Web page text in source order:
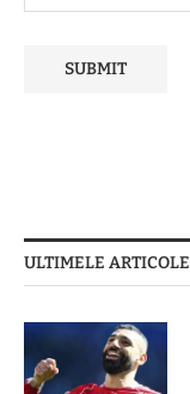
ULTIMELE ARTICOLE